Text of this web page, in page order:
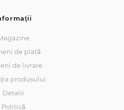
de plată
de livrare
produsului
Detalii
Politică